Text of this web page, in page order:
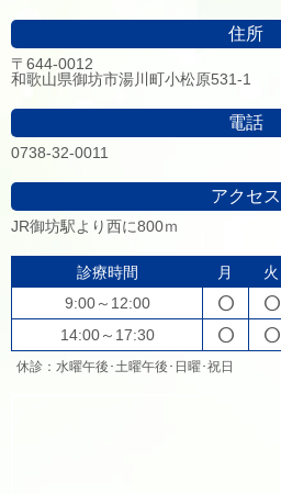
住所
〒644-0012
和歌山県御坊市湯川町小松原531-1
電話
0738-32-0011
アクセス
JR御坊駅より西に800ｍ
休診：水曜午後･土曜午後･日曜･祝日
診療時間 月 火
9:00～12:00
 
14:00～17:30  